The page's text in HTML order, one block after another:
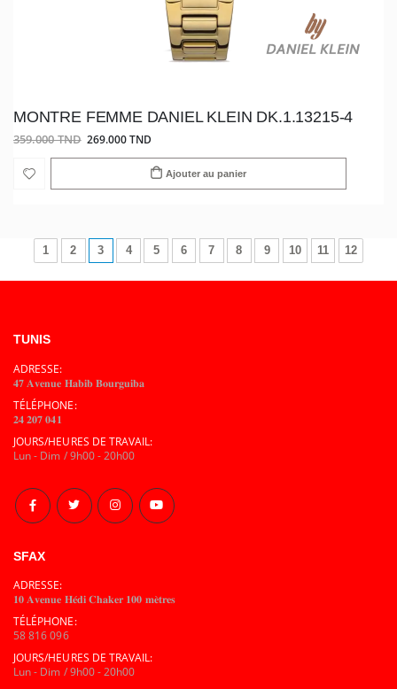
MONTRE FEMME DANIEL KLEIN DK.1.13215-4
359.000 TND 269.000 TND
Ajouter au panier
1 2 3 4 5 6 7 8 9 10 11 12
TUNIS
ADRESSE:
𝟒𝟕 𝐀𝐯𝐞𝐧𝐮𝐞 𝐇𝐚𝐛𝐢𝐛 𝐁𝐨𝐮𝐫𝐠𝐮𝐢𝐛𝐚
TÉLÉPHONE:
𝟐𝟒 𝟐𝟎𝟕 𝟎𝟒𝟏
JOURS/HEURES DE TRAVAIL:
Lun - Dim / 9h00 - 20h00
SFAX
ADRESSE:
𝟏𝟎 𝐀𝐯𝐞𝐧𝐮𝐞 𝐇𝐞́𝐝𝐢 𝐂𝐡𝐚𝐤𝐞𝐫 𝟏𝟎𝟎 𝐦𝐞̀𝐭𝐫𝐞𝐬
TÉLÉPHONE:
58 816 096
JOURS/HEURES DE TRAVAIL:
Lun - Dim / 9h00 - 20h00